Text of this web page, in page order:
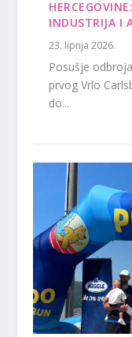
INDUSTRIJA I
23. lipnja 2026.
Posušje
prvog Vrlo
do...